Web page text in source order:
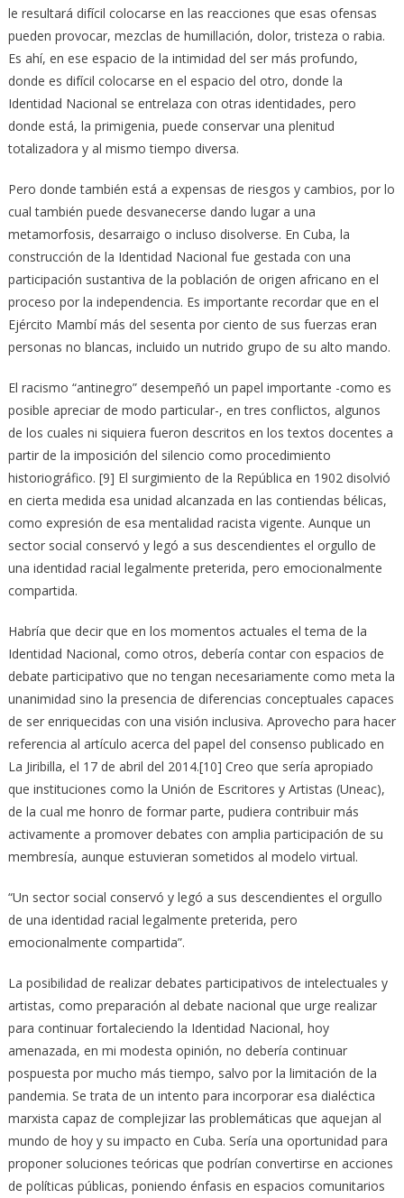
le resultará difícil colocarse en las reacciones que esas ofensas
pueden provocar, mezclas de humillación, dolor, tristeza o rabia.
Es ahí, en ese espacio de la intimidad del ser más profundo,
donde es difícil colocarse en el espacio del otro, donde la
Identidad Nacional se entrelaza con otras identidades, pero
donde está, la primigenia, puede conservar una plenitud
totalizadora y al mismo tiempo diversa.
Pero donde también está a expensas de riesgos y cambios, por lo
cual también puede desvanecerse dando lugar a una
metamorfosis, desarraigo o incluso disolverse. En Cuba, la
construcción de la Identidad Nacional fue gestada con una
participación sustantiva de la población de origen africano en el
proceso por la independencia. Es importante recordar que en el
Ejército Mambí más del sesenta por ciento de sus fuerzas eran
personas no blancas, incluido un nutrido grupo de su alto mando.
El racismo “antinegro” desempeñó un papel importante -como es
posible apreciar de modo particular-, en tres conflictos, algunos
de los cuales ni siquiera fueron descritos en los textos docentes a
partir de la imposición del silencio como procedimiento
historiográfico. [9] El surgimiento de la República en 1902 disolvió
en cierta medida esa unidad alcanzada en las contiendas bélicas,
como expresión de esa mentalidad racista vigente. Aunque un
sector social conservó y legó a sus descendientes el orgullo de
una identidad racial legalmente preterida, pero emocionalmente
compartida.
Habría que decir que en los momentos actuales el tema de la
Identidad Nacional, como otros, debería contar con espacios de
debate participativo que no tengan necesariamente como meta la
unanimidad sino la presencia de diferencias conceptuales capaces
de ser enriquecidas con una visión inclusiva. Aprovecho para hacer
referencia al artículo acerca del papel del consenso publicado en
La Jiribilla, el 17 de abril del 2014.[10] Creo que sería apropiado
que instituciones como la Unión de Escritores y Artistas (Uneac),
de la cual me honro de formar parte, pudiera contribuir más
activamente a promover debates con amplia participación de su
membresía, aunque estuvieran sometidos al modelo virtual.
“Un sector social conservó y legó a sus descendientes el orgullo
de una identidad racial legalmente preterida, pero
emocionalmente compartida”.
La posibilidad de realizar debates participativos de intelectuales y
artistas, como preparación al debate nacional que urge realizar
para continuar fortaleciendo la Identidad Nacional, hoy
amenazada, en mi modesta opinión, no debería continuar
pospuesta por mucho más tiempo, salvo por la limitación de la
pandemia. Se trata de un intento para incorporar esa dialéctica
marxista capaz de complejizar las problemáticas que aquejan al
mundo de hoy y su impacto en Cuba. Sería una oportunidad para
proponer soluciones teóricas que podrían convertirse en acciones
de políticas públicas, poniendo énfasis en espacios comunitarios